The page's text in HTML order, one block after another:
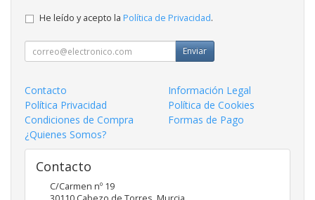
He leído y acepto la Política de Privacidad.
Enviar
Contacto
Información Legal
Política Privacidad
Política de Cookies
Condiciones de Compra
Formas de Pago
¿Quienes Somos?
Contacto
C/Carmen nº 19